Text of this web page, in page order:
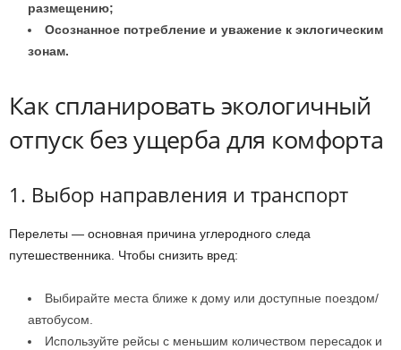
размещению;
Осознанное потребление и уважение к эклогическим
зонам.
Как спланировать экологичный
отпуск без ущерба для комфорта
1. Выбор направления и транспорт
Перелеты — основная причина углеродного следа
путешественника. Чтобы снизить вред:
Выбирайте места ближе к дому или доступные поездом/
автобусом.
Используйте рейсы с меньшим количеством пересадок и